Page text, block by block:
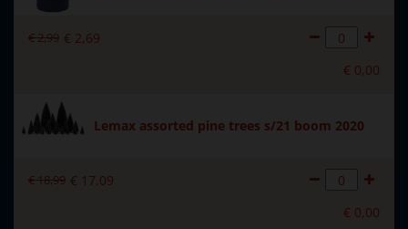
Introductiejaar
Met verlichting
Met muziek Nee
€2,99 € 2,69
€ 0,00
Lemax assorted pine trees s/21 boom 2020
€18,99 € 17,09
€ 0,00